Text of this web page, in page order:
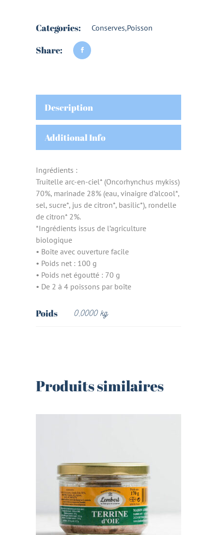
Categories: Conserves,Poisson
Share:
Description
Additional Info
Ingrédients :
Truitelle arc-en-ciel* (Oncorhynchus mykiss)
70%, marinade 28% (eau, vinaigre d’alcool*,
sel, sucre*, jus de citron*, basilic*), rondelle
de citron* 2%.
*Ingrédients issus de l’agriculture
biologique
• Boîte avec ouverture facile
• Poids net : 100 g
• Poids net égoutté : 70 g
• De 2 à 4 poissons par boîte
Poids 0,0000 kg
Produits similaires